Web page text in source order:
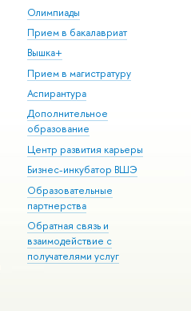
Олимпиады
Прием в бакалавриат
Вышка+
Прием в магистратуру
Аспирантура
Дополнительное
образование
Центр развития карьеры
Бизнес-инкубатор ВШЭ
Образовательные
партнерства
Обратная связь и
взаимодействие с
получателями услуг